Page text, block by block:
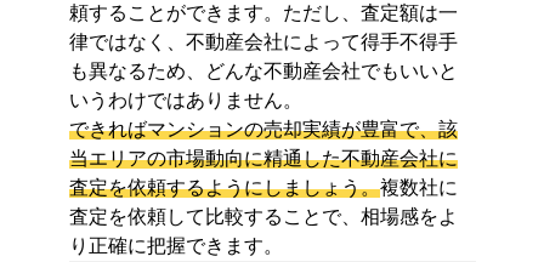
頼することができます。ただし、査定額は一
律ではなく、不動産会社によって得手不得手
も異なるため、どんな不動産会社でもいいと
いうわけではありません。
できればマンションの売却実績が豊富で、該
当エリアの市場動向に精通した不動産会社に
査定を依頼するようにしましょう。複数社に
査定を依頼して比較することで、相場感をよ
り正確に把握できます。